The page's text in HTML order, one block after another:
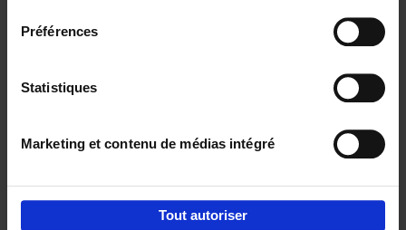
Préférences
Statistiques
Marketing et contenu de médias intégré
Tout autoriser
Digital marketing like a PRO -
completely revised edition (EN)